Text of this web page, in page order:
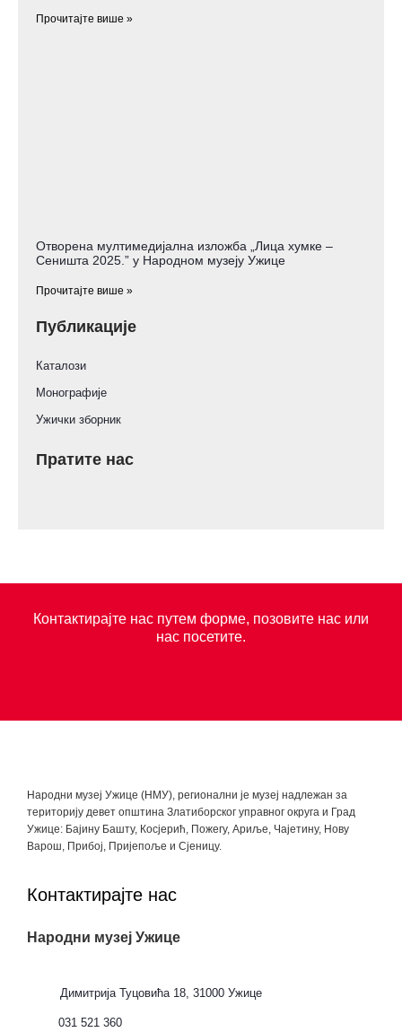
Прочитајте више »
Отворена мултимедијална изложба „Лица хумке –
Сеништа 2025.” у Народном музеју Ужице
Прочитајте више »
Публикације
Каталози
Монографије
Ужички зборник
Пратите нас
Контактирајте нас путем форме, позовите нас или
нас посетите.
Народни музеј Ужице (НМУ), регионални je музеј надлежан за
територију девет општина Златиборског управног округа и Град
Ужице: Бајину Башту, Косјерић, Пожегу, Ариље, Чајетину, Нову
Варош, Прибој, Пријепоље и Сјеницу.
Контактирајте нас
Народни музеј Ужице
Димитрија Туцовића 18, 31000 Ужице
031 521 360